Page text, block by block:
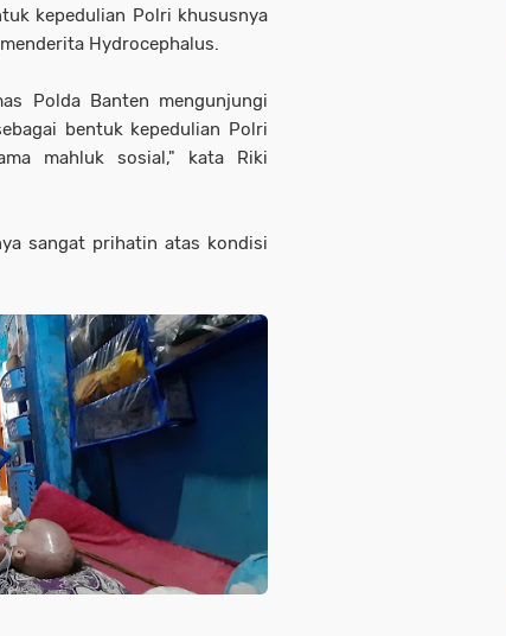
kepedulian Polri khususnya
Hydrocephalus.
Polda Banten mengunjungi
bentuk kepedulian Polri
mahluk sosial," kata Riki
sangat prihatin atas kondisi